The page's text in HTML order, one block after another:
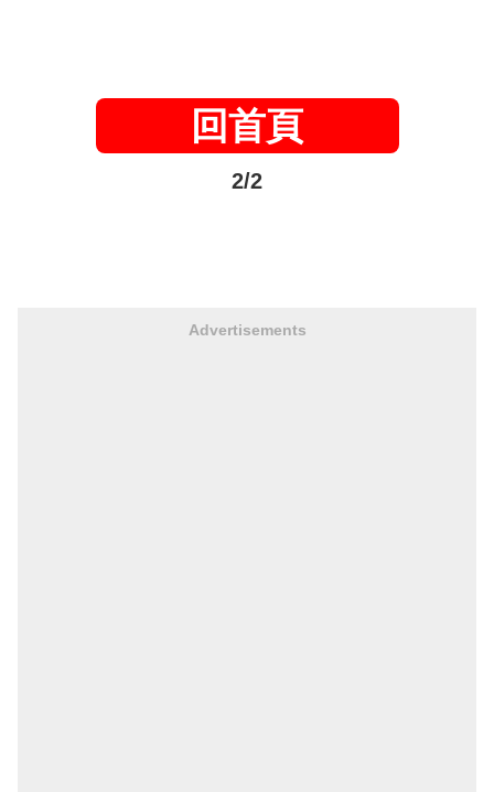
回首頁
2/2
Advertisements